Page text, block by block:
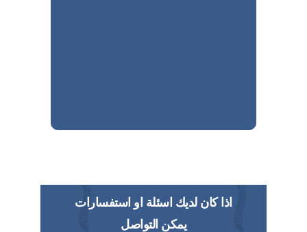
اذا كان لديك اسئلة او استفسارات
يمكن التواصل